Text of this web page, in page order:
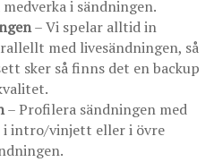
i sändningen.
– Vi spelar alltid in
med livesändningen, så
sker så finns det en backup
– Profilera sändningen med
i intro/vinjett eller i övre